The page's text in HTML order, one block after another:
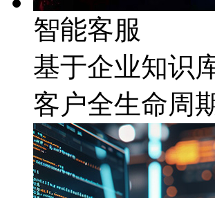
智能客服
基于企业知识
客户全生命周